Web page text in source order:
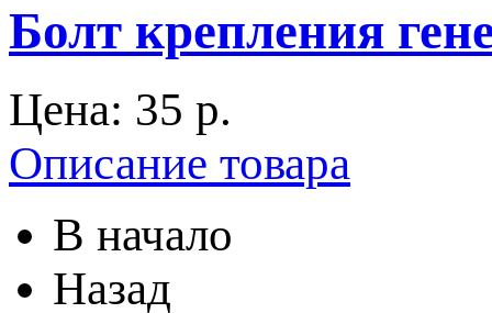
Болт крепления
Цена: 35 p.
Описание товара
В начало
Назад